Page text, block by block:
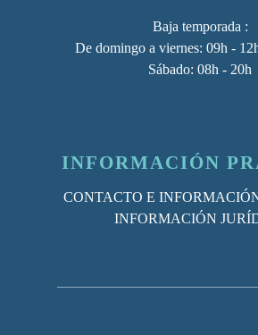
Baja temporada :
De domingo a viernes: 09h -
Sábado: 08h - 20h
INFORMACIÓN
CONTACTO E
INFORMACIÓN